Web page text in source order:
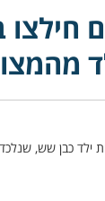
ילד כבן שש,